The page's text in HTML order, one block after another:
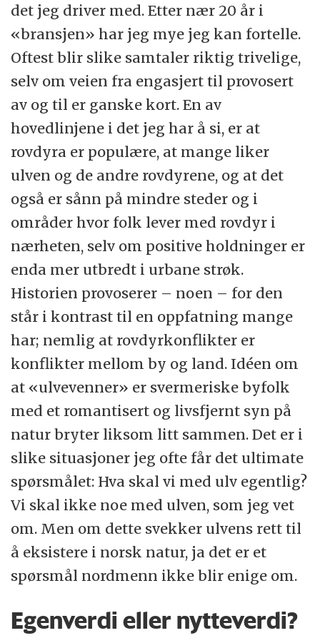
det jeg driver med. Etter nær 20 år i
«bransjen» har jeg mye jeg kan fortelle.
Oftest blir slike samtaler riktig trivelige,
selv om veien fra engasjert til provosert
av og til er ganske kort. En av
hovedlinjene i det jeg har å si, er at
rovdyra er populære, at mange liker
ulven og de andre rovdyrene, og at det
også er sånn på mindre steder og i
områder hvor folk lever med rovdyr i
nærheten, selv om positive holdninger er
enda mer utbredt i urbane strøk.
Historien provoserer – noen – for den
står i kontrast til en oppfatning mange
har; nemlig at rovdyrkonflikter er
konflikter mellom by og land. Idéen om
at «ulvevenner» er svermeriske byfolk
med et romantisert og livsfjernt syn på
natur bryter liksom litt sammen. Det er i
slike situasjoner jeg ofte får det ultimate
spørsmålet: Hva skal vi med ulv egentlig?
Vi skal ikke noe med ulven, som jeg vet
om. Men om dette svekker ulvens rett til
å eksistere i norsk natur, ja det er et
spørsmål nordmenn ikke blir enige om.
Egenverdi eller nytteverdi?